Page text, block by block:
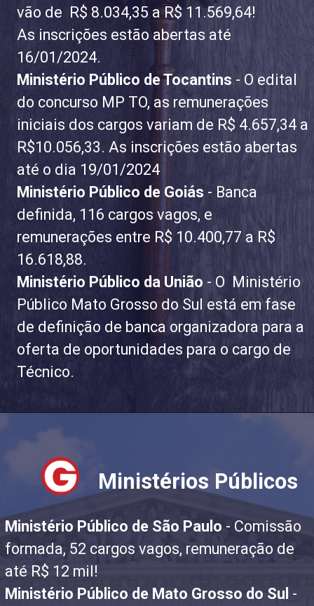
vão de R$ 8.034,35 a R$ 11.569,64!
As inscrições estão abertas até
16/01/2024.
Ministério Público de Tocantins - O edital
do concurso MP TO, as remunerações
iniciais dos cargos variam de R$ 4.657,34 a
R$10.056,33. As inscrições estão abertas
até o dia 19/01/2024
Ministério Público de Goiás- Banca
definida, 116 cargos vagos, e
remunerações entre R$ 10.400,77 a R$
16.618,88.
Ministério Público da União - O Ministério
Público Mato Grosso do Sul está em fase
de definição de banca organizadora para a
oferta de oportunidades para o cargo de
Técnico.
Ministérios Públicos
Ministério Público de São Paulo - Comissão
formada, 52 cargos vagos, remuneração de
até R$ 12 mil!
Ministério Público de Mato Grosso do Sul -